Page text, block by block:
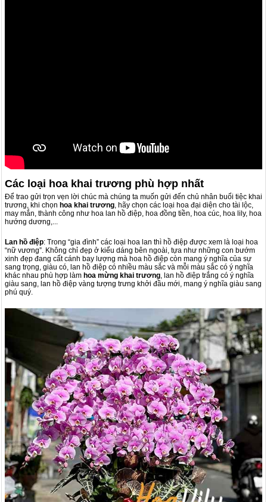
Các loại hoa khai trương phù hợp nhất
Để trao gửi trọn vẹn lời chúc mà chúng ta muốn gửi đến chủ nhân buổi tiệc khai
trương, khi chọn hoa khai trương , hãy chọn các loại hoa đại diện cho tài lộc,
may mắn, thành công như hoa lan hồ điệp, hoa đồng tiền, hoa cúc, hoa lily, hoa
hướng dương,...
Lan hồ điệp: Trong “gia đình” các loại hoa lan thì hồ điệp được xem là loại hoa
“nữ vương”. Không chỉ đẹp ở kiểu dáng bên ngoài, tựa như những con bướm
xinh đẹp đang cất cánh bay lượng mà hoa hồ điệp còn mang ý nghĩa của sự
sang trọng, giàu có, lan hồ điệp có nhiều màu sắc và mỗi màu sắc có ý nghĩa
khác nhau phù hợp làm hoa mừng khai trương , lan hồ điệp trắng có ý nghĩa
giàu sang, lan hồ điệp vàng tượng trưng khởi đầu mới, mang ý nghĩa giàu sang
phú quý.